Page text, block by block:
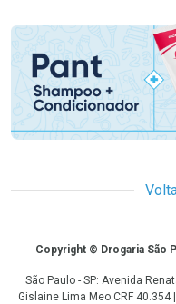
Promoção em
CopyrightCopyright © Drogaria São
São Paulo - SP: Avenida
Gislaine Lima Meo CRF